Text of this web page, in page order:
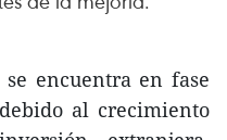
encuentra en fase
al crecimiento